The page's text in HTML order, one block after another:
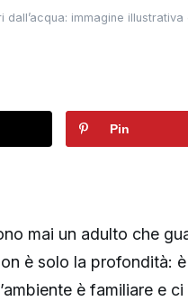
immagine
Pin
mai un adulto che
è solo la profondità:
è familiare e